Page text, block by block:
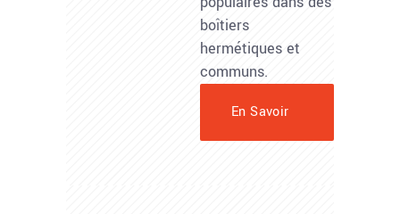
boîtiers
hermétiques et
communs.
En Savoir